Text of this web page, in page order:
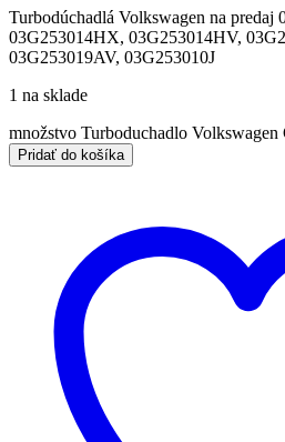
Turbodúchadlá Volkswagen na predaj
03G253014HX, 03G253014HV,
03G253019AV, 03G253010J
1 na sklade
množstvo Turboduchadlo
Pridať do košíka